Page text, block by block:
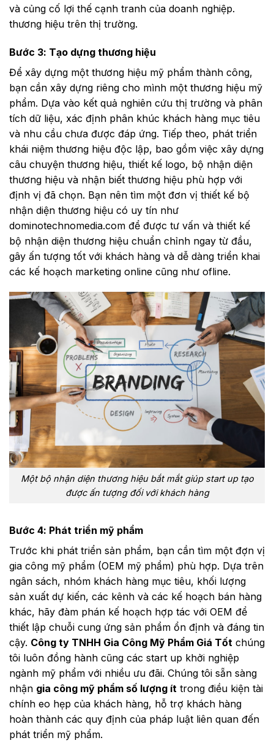
và củng cố lợi thế cạnh tranh của doanh nghiệp.
thương hiệu trên thị trường.
Bước 3: Tạo dựng thương hiệu
Để xây dựng một thương hiệu mỹ phẩm thành công,
bạn cần xây dựng riêng cho mình một thương hiệu mỹ
phẩm. Dựa vào kết quả nghiên cứu thị trường và phân
tích dữ liệu, xác định phân khúc khách hàng mục tiêu
và nhu cầu chưa được đáp ứng. Tiếp theo, phát triển
khái niệm thương hiệu độc lập, bao gồm việc xây dựng
câu chuyện thương hiệu, thiết kế logo, bộ nhận diện
thương hiệu và nhận biết thương hiệu phù hợp với
định vị đã chọn. Bạn nên tìm một đơn vị thiết kế bộ
nhận diện thương hiệu có uy tín như
dominotechnomedia.com để được tư vấn và thiết kế
bộ nhận diện thương hiệu chuẩn chỉnh ngay từ đầu,
gây ấn tượng tốt với khách hàng và dễ dàng triển khai
các kế hoạch marketing online cũng như ofline.
Một bộ nhận diện thương hiệu bắt mắt giúp start up tạo
được ấn tượng đối với khách hàng
Bước 4: Phát triển mỹ phẩm
Trước khi phát triển sản phẩm, bạn cần tìm một đợn vị
gia công mỹ phẩm (OEM mỹ phẩm) phù hợp. Dựa trên
ngân sách, nhóm khách hàng mục tiêu, khối lượng
sản xuất dự kiến, các kênh và các kế hoạch bán hàng
khác, hãy đàm phán kế hoạch hợp tác với OEM để
thiết lập chuỗi cung ứng sản phẩm ổn định và đáng tin
cậy. Công ty TNHH Gia Công Mỹ Phẩm Giá Tốt chúng
tôi luôn đồng hành cũng các start up khởi nghiệp
ngành mỹ phẩm với nhiều ưu đãi. Chúng tôi sẵn sàng
nhận gia công mỹ phẩm số lượng ít trong điều kiện tài
chính eo hẹp của khách hàng, hỗ trợ khách hàng
hoàn thành các quy định của pháp luật liên quan đến
phát triển mỹ phẩm.